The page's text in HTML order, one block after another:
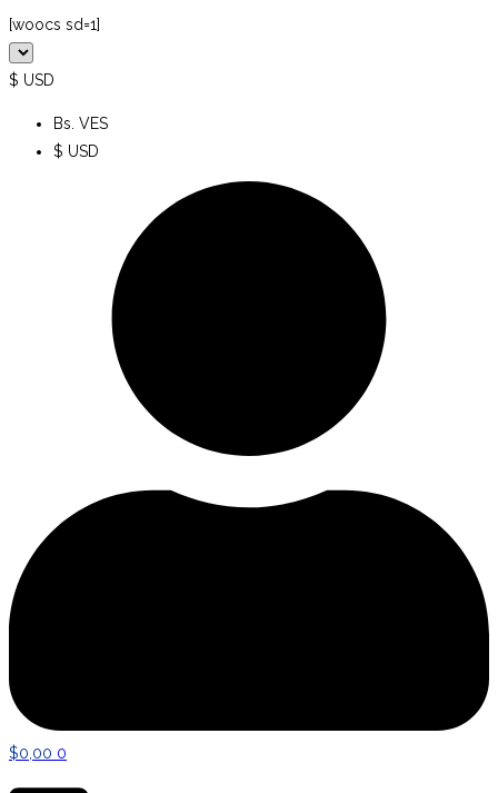
[woocs sd=1]
$ USD
Bs. VES
$ USD
$0,00 0